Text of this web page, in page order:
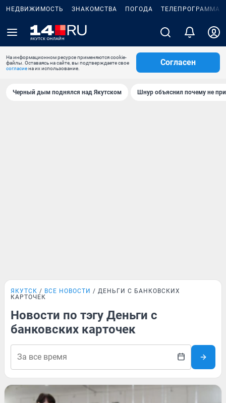
НЕДВИЖИМОСТЬ ЗНАКОМСТВА ПОГОДА ТЕЛЕПРОГРАММА
На информационном ресурсе применяются cookie-
файлы. Оставаясь на сайте, вы подтверждаете свое
согласиена их использование.
Согласен
Черный дым поднялся над Якутском Шнур объяснил почему не
ЯКУТСК ВСЕ НОВОСТИ
ДЕНЬГИ С БАНКОВСКИХ
КАРТОЧЕК
Новости по тэгу Деньги с
банковских карточек